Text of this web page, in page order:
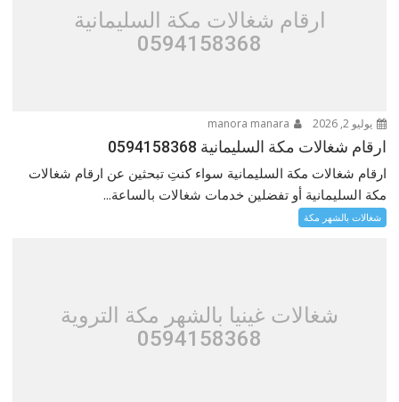
ارقام شغالات مكة السليمانية
0594158368
يوليو 2, 2026
ارقام شغالات مكة السليمانية 0594158368
ارقام شغالات مكة السليمانية سواء كنتِ تبحثين عن ارقام شغالات
مكة السليمانية أو تفضلين خدمات شغالات بالساعة...
شغالات بالشهر مكة
شغالات غينيا بالشهر مكة التروية
0594158368